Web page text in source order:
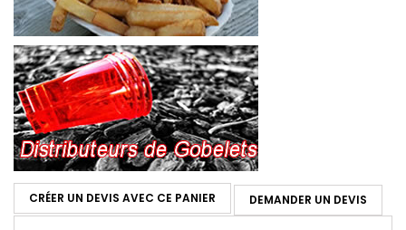
CRÉER UN DEVIS AVEC CE PANIER DEMANDER UN DEVIS